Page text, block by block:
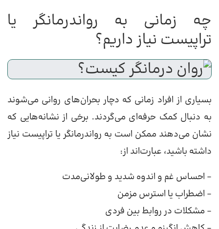
چه زمانی به رواندرمانگر یا
تراپیست نیاز داریم؟
بسیاری از افراد زمانی که دچار بحران‌های روانی می‌شوند
به دنبال کمک حرفه‌ای می‌گردند. برخی از نشانه‌هایی که
نشان می‌دهند ممکن است به رواندرمانگر یا تراپیست نیاز
داشته باشید، عبارت‌اند از:
– احساس غم و اندوه شدید و طولانی‌مدت
– اضطراب یا استرس مزمن
– مشکلات در روابط بین فردی